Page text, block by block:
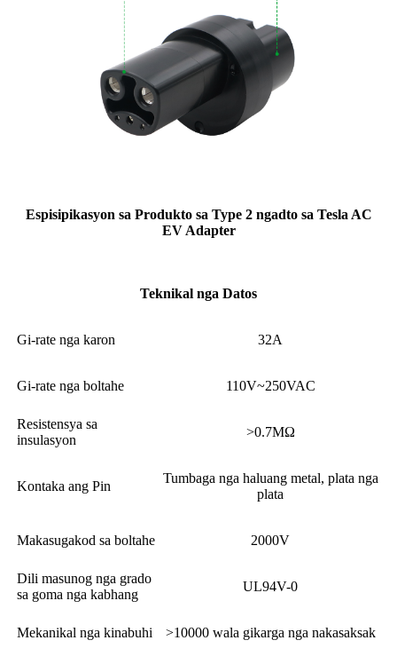
Espisipikasyon sa Produkto sa Type 2 ngadto sa Tesla AC
EV Adapter
Teknikal nga Datos
Gi-rate nga karon 32A
Gi-rate nga boltahe 110V~250VAC
Resistensya sa
insulasyon
>0.7MΩ
Kontaka ang Pin
Tumbaga nga haluang metal, plata nga
plata
Makasugakod sa boltahe 2000V
Dili masunog nga grado
sa goma nga kabhang
UL94V-0
Mekanikal nga kinabuhi >10000 wala gikarga nga nakasaksak